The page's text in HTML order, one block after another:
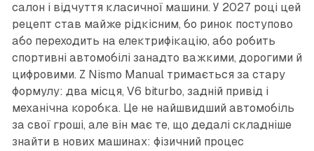
салон і відчуття класичної машини. У 2027 році цей
рецепт став майже рідкісним, бо ринок поступово
або переходить на електрифікацію, або робить
спортивні автомобілі занадто важкими, дорогими й
цифровими. Z Nismo Manual тримається за стару
формулу: два місця, V6 biturbo, задній привід і
механічна коробка. Це не найшвидший автомобіль
за свої гроші, але він має те, що дедалі складніше
знайти в нових машинах: фізичний процес